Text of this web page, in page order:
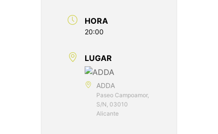
HORA
20:00
LUGAR
ADDA
Paseo Campoamor,
S/N, 03010
Alicante